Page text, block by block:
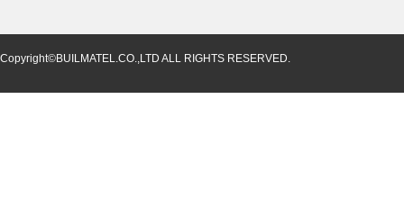
Copyright©BUILMATEL.CO.,LTD ALL RIGHTS RESERVED.